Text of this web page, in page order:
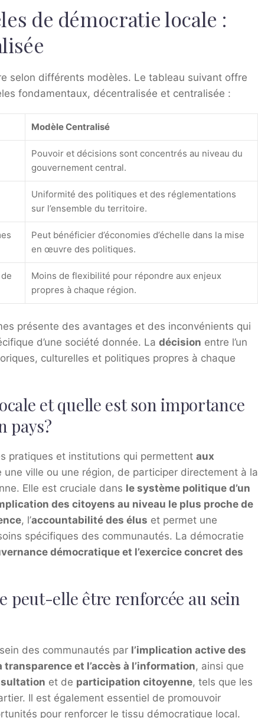
de démocratie locale :
selon différents modèles. Le tableau suivant offre
fondamentaux, décentralisée et centralisée :
Modèle Centralisé
Pouvoir et décisions sont concentrés au niveau du
gouvernement central.
Uniformité des politiques et des réglementations
sur l’ensemble du territoire.
Peut bénéficier d’économies d’échelle dans la mise
en œuvre des politiques.
Moins de flexibilité pour répondre aux enjeux
propres à chaque région.
présente des avantages et des inconvénients qui
d’une société donnée. La décision entre l’un
culturelles et politiques propres à chaque
et quelle est son importance
pays?
pratiques et institutions qui permettent aux
une ville ou une région, de participer directement à la
Elle est cruciale dans le système politique d’un
des citoyens au niveau le plus proche de
, l’accountabilité des élus et permet une
spécifiques des communautés. La démocratie
démocratique et l’exercice concret des
peut-elle être renforcée au sein
des communautés par l’implication active des
transparence et l’accès à l’information, ainsi que
et de participation citoyenne, tels que les
Il est également essentiel de promouvoir
pour renforcer le tissu démocratique local.